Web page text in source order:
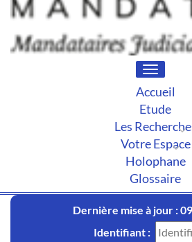
Toggle
Accueil
Etude
Les
Votre Espace
Holophane
Glossaire
Dernière mise à jour :
Identifiant :